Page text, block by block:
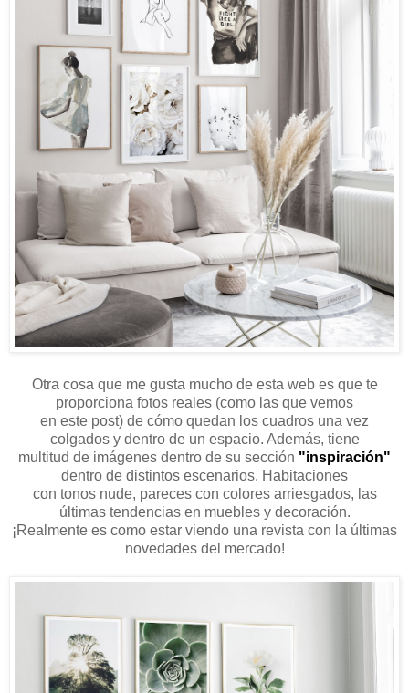
Otra cosa que me gusta mucho de esta web es que te
proporciona fotos reales (como las que vemos
en este post) de cómo quedan los cuadros una vez
colgados y dentro de un espacio. Además, tiene
multitud de imágenes dentro de su sección "inspiración"
dentro de distintos escenarios. Habitaciones
con tonos nude, pareces con colores arriesgados, las
últimas tendencias en muebles y decoración.
¡Realmente es como estar viendo una revista con la últimas
novedades del mercado!